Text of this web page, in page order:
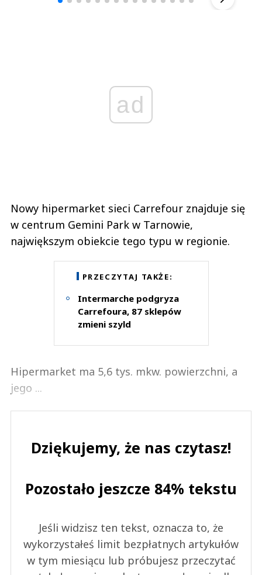
ad
Nowy hipermarket sieci Carrefour znajduje się
w centrum Gemini Park w Tarnowie,
największym obiekcie tego typu w regionie.
PRZECZYTAJ TAKŻE:
Intermarche podgryza
Carrefoura, 87 sklepów
zmieni szyld
Hipermarket ma 5,6 tys. mkw. powierzchni, a
jego ...
Dziękujemy, że nas czytasz!
Pozostało jeszcze 84% tekstu
Jeśli widzisz ten tekst, oznacza to, że
wykorzystałeś limit bezpłatnych artykułów
w tym miesiącu lub próbujesz przeczytać